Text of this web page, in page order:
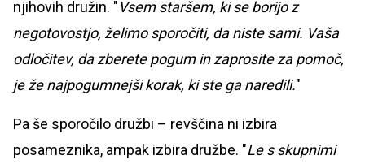
njihovih družin. "Vsem staršem, ki se borijo z
negotovostjo, želimo sporočiti, da niste sami. Vaša
odločitev, da zberete pogum in zaprosite za pomoč,
je že najpogumnejši korak, ki ste ga naredili."
Pa še sporočilo družbi – revščina ni izbira
posameznika, ampak izbira družbe. "Le s skupnimi